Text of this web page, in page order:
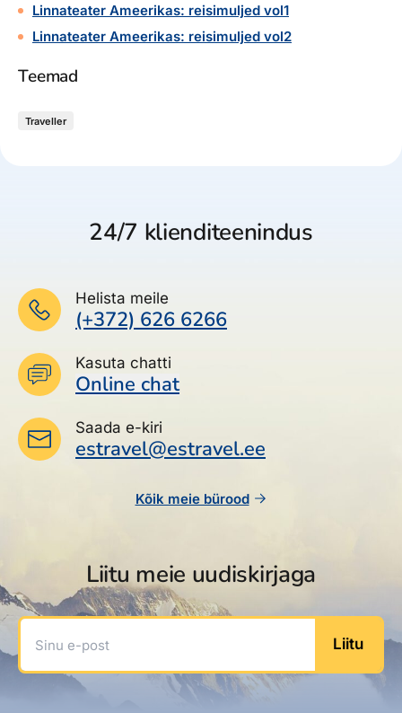
Linnateater Ameerikas: reisimuljed vol1
Linnateater Ameerikas: reisimuljed vol2
Teemad
Traveller
24/7 klienditeenindus
Helista meile
(+372) 626 6266
Kasuta chatti
Online chat
Saada e-kiri
estravel@estravel.ee
Kõik meie bürood
Liitu meie uudiskirjaga
Sinu e-post
Liitu